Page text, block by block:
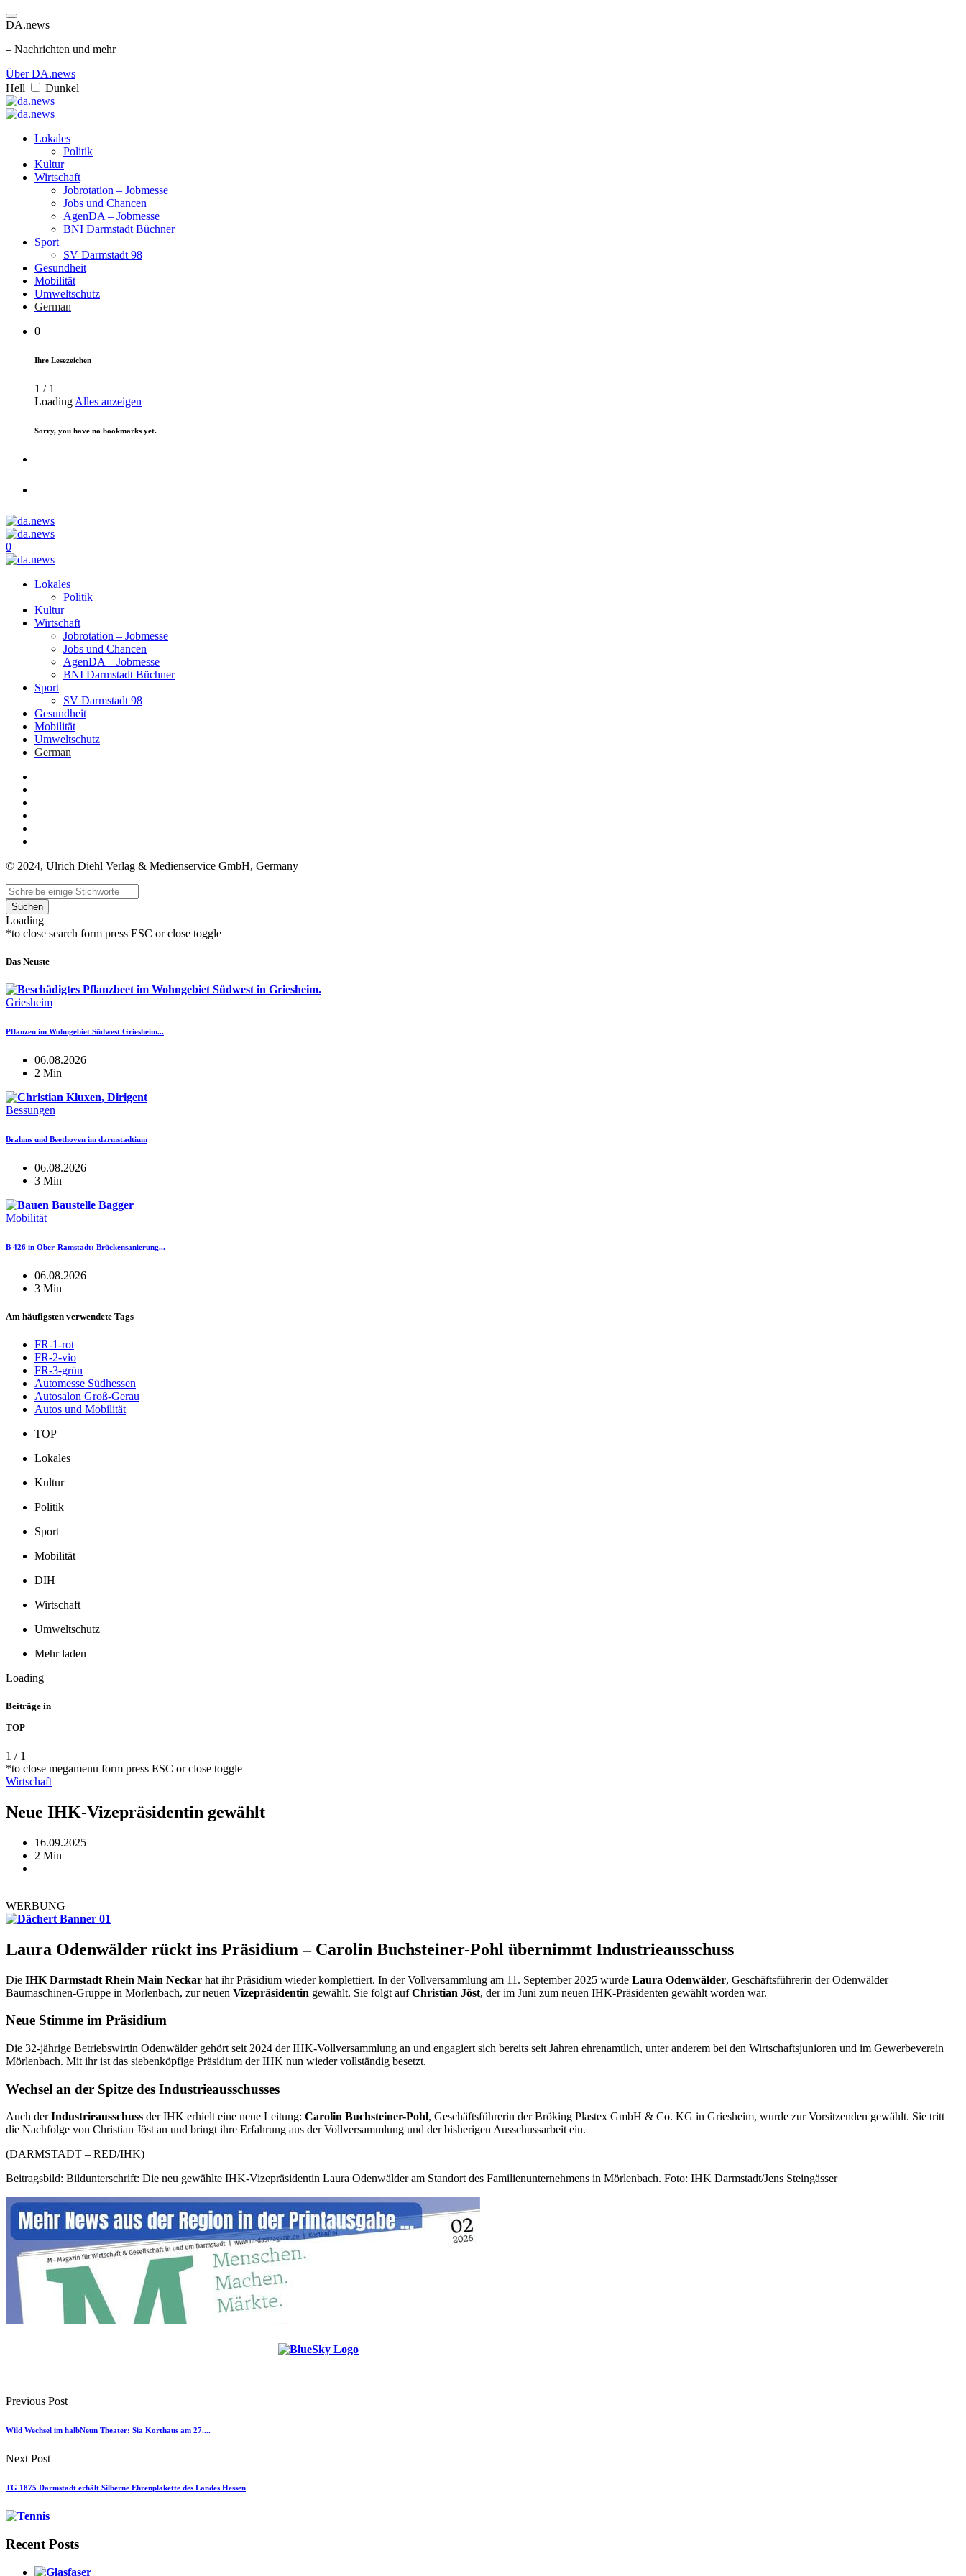
DA.news
– Nachrichten und mehr
Über DA.news
Hell
Dunkel
Lokales
Politik
Kultur
Wirtschaft
Jobrotation – Jobmesse
Jobs und Chancen
AgenDA – Jobmesse
BNI Darmstadt Büchner
Sport
SV Darmstadt 98
Gesundheit
Mobilität
Umweltschutz
German
0
Ihre Lesezeichen
1 / 1
Loading Alles anzeigen
Sorry, you have no bookmarks yet.
0
Lokales
Politik
Kultur
Wirtschaft
Jobrotation – Jobmesse
Jobs und Chancen
AgenDA – Jobmesse
BNI Darmstadt Büchner
Sport
SV Darmstadt 98
Gesundheit
Mobilität
Umweltschutz
German
© 2024, Ulrich Diehl Verlag & Medienservice GmbH, Germany
Suchen
Loading
*to close search form press ESC or close toggle
Das Neuste
Griesheim
Pflanzen im Wohngebiet Südwest Griesheim...
06.08.2026
2 Min
Bessungen
Brahms und Beethoven im darmstadtium
06.08.2026
3 Min
Mobilität
B 426 in Ober-Ramstadt: Brückensanierung...
06.08.2026
3 Min
Am häufigsten verwendete Tags
FR-1-rot
FR-2-vio
FR-3-grün
Automesse Südhessen
Autosalon Groß-Gerau
Autos und Mobilität
TOP
Lokales
Kultur
Politik
Sport
Mobilität
DIH
Wirtschaft
Umweltschutz
Mehr laden
Loading
Beiträge in
TOP
1 / 1
*to close megamenu form press ESC or close toggle
Wirtschaft
Neue IHK-Vizepräsidentin gewählt
16.09.2025
2 Min
WERBUNG
Laura Odenwälder rückt ins Präsidium – Carolin Buchsteiner-Pohl übernimmt Industrieausschuss
Die IHK Darmstadt Rhein Main Neckar hat ihr Präsidium wieder komplettiert. In der Vollversammlung am 11. September 2025 wurde Laura Odenwälder, Geschäftsführerin der Odenwälder
Baumaschinen-Gruppe in Mörlenbach, zur neuen Vizepräsidentin gewählt. Sie folgt aufChristian Jöst, der im Juni zum neuen IHK-Präsidenten gewählt worden war.
Neue Stimme im Präsidium
Die 32-jährige Betriebswirtin Odenwälder gehört seit 2024 der IHK-Vollversammlung an und engagiert sich bereits seit Jahren ehrenamtlich, unter anderem bei den Wirtschaftsjunioren und im Gewerbeverein
Mörlenbach. Mit ihr ist das siebenköpfige Präsidium der IHK nun wieder vollständig besetzt.
Wechsel an der Spitze des Industrieausschusses
Auch derIndustrieausschuss der IHK erhielt eine neue Leitung: Carolin Buchsteiner-Pohl, Geschäftsführerin der Bröking Plastex GmbH & Co. KG in Griesheim, wurde zur Vorsitzenden gewählt. Sie tritt
die Nachfolge von Christian Jöst an und bringt ihre Erfahrung aus der Vollversammlung und der bisherigen Ausschussarbeit ein.
(DARMSTADT – RED/IHK)
Beitragsbild: Bildunterschrift: Die neu gewählte IHK-Vizepräsidentin Laura Odenwälder am Standort des Familienunternehmens in Mörlenbach. Foto: IHK Darmstadt/Jens Steingässer
Previous Post
Wild Wechsel im halbNeun Theater: Sia Korthaus am 27....
Next Post
TG 1875 Darmstadt erhält Silberne Ehrenplakette des Landes Hessen
Recent Posts